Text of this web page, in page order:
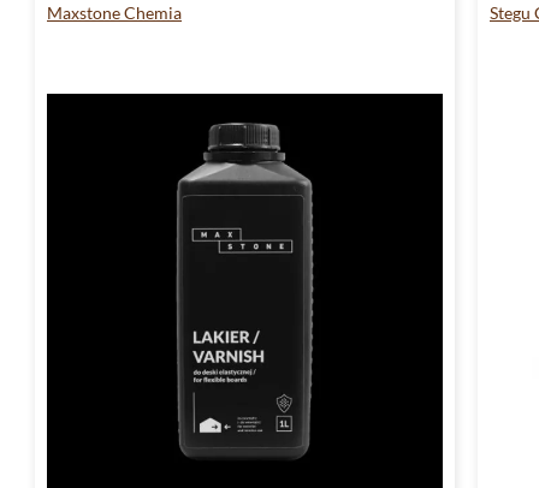
Maxstone Chemia Stegu